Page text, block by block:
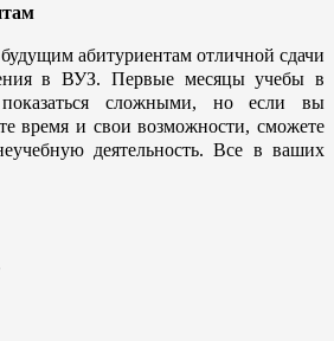
абитуриентам отличной сдачи
в ВУЗ. Первые месяцы учебы в
показаться сложными, но если вы
время и свои возможности, сможете
деятельность. Все в ваших